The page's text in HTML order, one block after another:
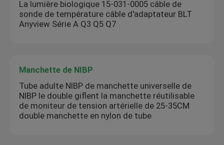
La lumière biologique 15-031-0005 câble de
sonde de température câble d'adaptateur BLT
Anyview Série A Q3 Q5 Q7
Manchette de NIBP
Tube adulte NIBP de manchette universelle de
NIBP le double giflent la manchette réutilisable
de moniteur de tension artérielle de 25-35CM
double manchette en nylon de tube